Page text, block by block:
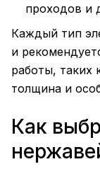
проходов и
Каждый тип
и
работы, таких
толщина и
Как